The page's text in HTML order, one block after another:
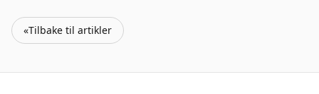
«Tilbake til artikler